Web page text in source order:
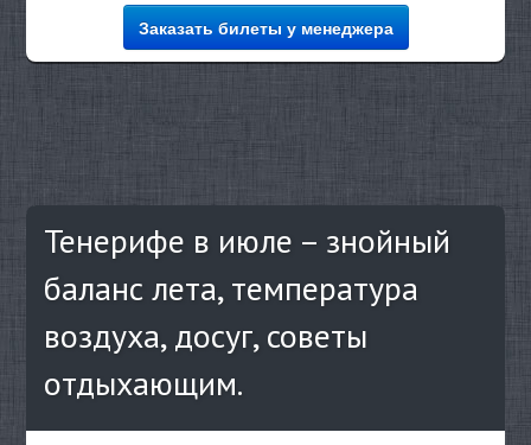
Заказать билеты у менеджера
Тенерифе в июле – знойный
баланс лета, температура
воздуха, досуг, советы
отдыхающим.